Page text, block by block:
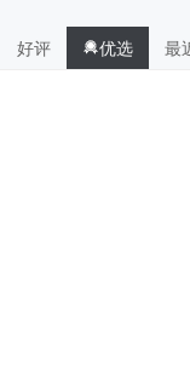
好评 优选 最